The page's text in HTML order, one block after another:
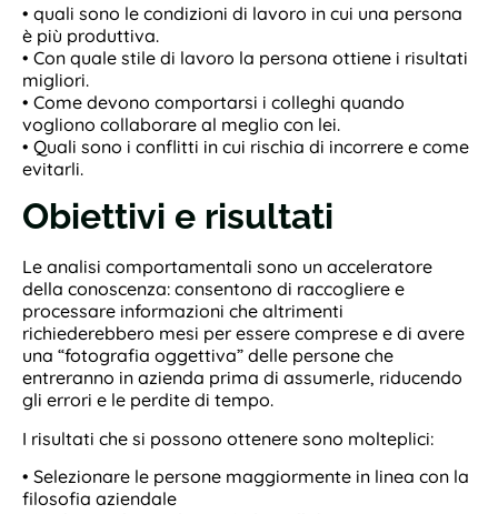
• quali sono le condizioni di lavoro in cui una persona
è più produttiva.
• Con quale stile di lavoro la persona ottiene i risultati
migliori.
• Come devono comportarsi i colleghi quando
vogliono collaborare al meglio con lei.
• Quali sono i conflitti in cui rischia di incorrere e come
evitarli.
Obiettivi e risultati
Le analisi comportamentali sono un acceleratore
della conoscenza: consentono di raccogliere e
processare informazioni che altrimenti
richiederebbero mesi per essere comprese e di avere
una “fotografia oggettiva” delle persone che
entreranno in azienda prima di assumerle, riducendo
gli errori e le perdite di tempo.
I risultati che si possono ottenere sono molteplici:
• Selezionare le persone maggiormente in linea con la
filosofia aziendale